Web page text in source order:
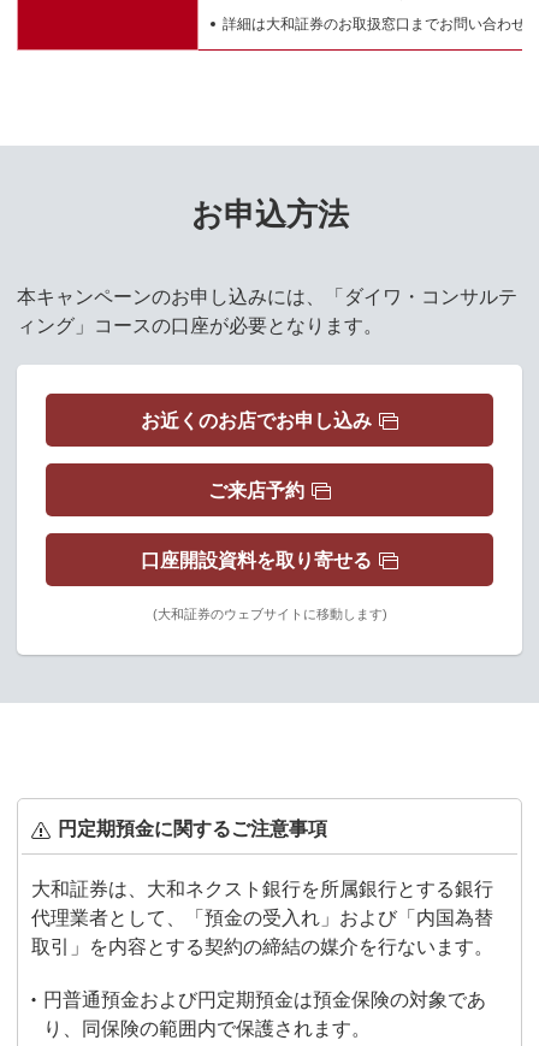
詳細は大和証券のお取扱窓口までお問い合わせ
お申込方法
本キャンペーンのお申し込みには、「ダイワ・コンサルテ
ィング」コースの口座が必要となります。
お近くのお店でお申し込み
ご来店予約
口座開設資料を取り寄せる
(大和証券のウェブサイトに移動します)
円定期預金に関するご注意事項
大和証券は、大和ネクスト銀行を所属銀行とする銀行
代理業者として、「預金の受入れ」および「内国為替
取引」を内容とする契約の締結の媒介を行ないます。
円普通預金および円定期預金は預金保険の対象であ
り、同保険の範囲内で保護されます。